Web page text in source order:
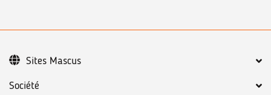
Société
Sites Mascus